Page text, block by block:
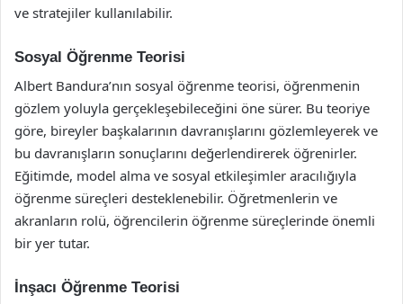
ve stratejiler kullanılabilir.
Sosyal Öğrenme Teorisi
Albert Bandura’nın sosyal öğrenme teorisi, öğrenmenin
gözlem yoluyla gerçekleşebileceğini öne sürer. Bu teoriye
göre, bireyler başkalarının davranışlarını gözlemleyerek ve
bu davranışların sonuçlarını değerlendirerek öğrenirler.
Eğitimde, model alma ve sosyal etkileşimler aracılığıyla
öğrenme süreçleri desteklenebilir. Öğretmenlerin ve
akranların rolü, öğrencilerin öğrenme süreçlerinde önemli
bir yer tutar.
İnşacı Öğrenme Teorisi